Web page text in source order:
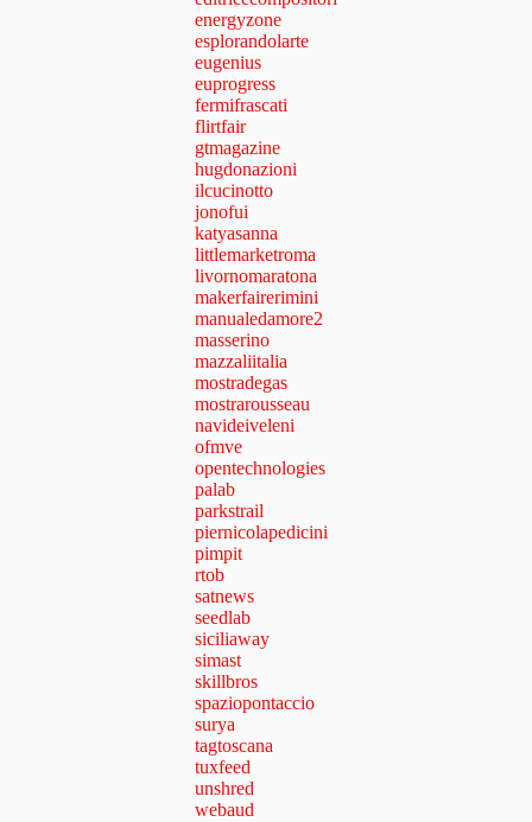
energyzone
esplorandolarte
eugenius
euprogress
fermifrascati
flirtfair
gtmagazine
hugdonazioni
ilcucinotto
jonofui
katyasanna
littlemarketroma
livornomaratona
makerfairerimini
manualedamore2
masserino
mazzaliitalia
mostradegas
mostrarousseau
navideiveleni
ofmve
opentechnologies
palab
parkstrail
piernicolapedicini
pimpit
rtob
satnews
seedlab
siciliaway
simast
skillbros
spaziopontaccio
surya
tagtoscana
tuxfeed
unshred
webaud